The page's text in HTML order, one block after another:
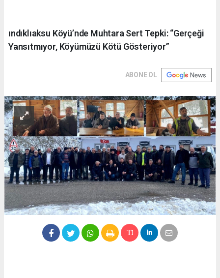
ındıklıaksu Köyü’nde Muhtara Sert Tepki: “Gerçeği
Yansıtmıyor, Köyümüzü Kötü Gösteriyor”
ABONE OL